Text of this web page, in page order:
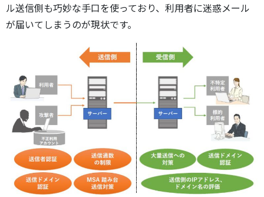
ル送信側も巧妙な手口を使っており、利用者に迷惑メール
が届いてしまうのが現状です。